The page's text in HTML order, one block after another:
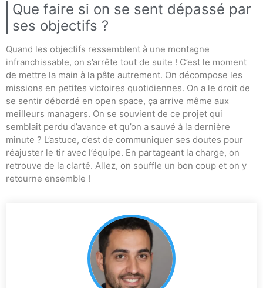
Que faire si on se sent dépassé par
ses objectifs ?
Quand les objectifs ressemblent à une montagne
infranchissable, on s’arrête tout de suite ! C’est le moment
de mettre la main à la pâte autrement. On décompose les
missions en petites victoires quotidiennes. On a le droit de
se sentir débordé en open space, ça arrive même aux
meilleurs managers. On se souvient de ce projet qui
semblait perdu d’avance et qu’on a sauvé à la dernière
minute ? L’astuce, c’est de communiquer ses doutes pour
réajuster le tir avec l’équipe. En partageant la charge, on
retrouve de la clarté. Allez, on souffle un bon coup et on y
retourne ensemble !